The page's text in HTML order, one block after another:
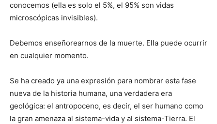
conocemos (ella es solo el 5%, el 95% son vidas
microscópicas invisibles).
Debemos enseñorearnos de la muerte. Ella puede ocurrir
en cualquier momento.
Se ha creado ya una expresión para nombrar esta fase
nueva de la historia humana, una verdadera era
geológica: el antropoceno, es decir, el ser humano como
la gran amenaza al sistema-vida y al sistema-Tierra. El